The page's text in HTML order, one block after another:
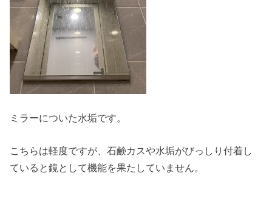
ミラーについた水垢です。
こちらは軽度ですが、石鹸カスや水垢がびっしり付着し
ていると鏡として機能を果たしていません。